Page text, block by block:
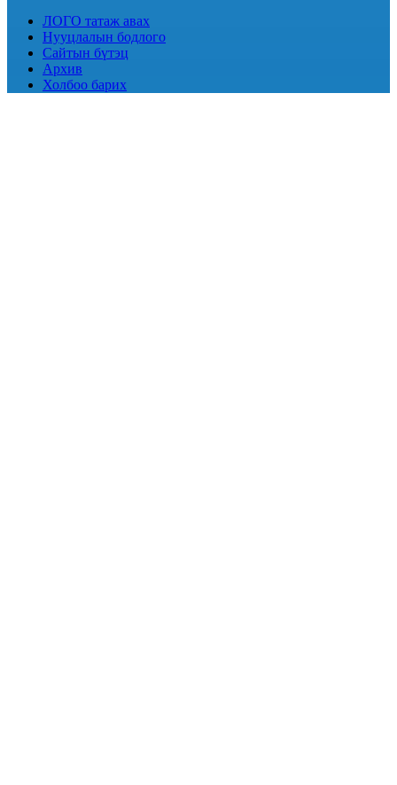
ЛОГО татаж авах
Нууцлалын бодлого
Сайтын бүтэц
Архив
Холбоо барих